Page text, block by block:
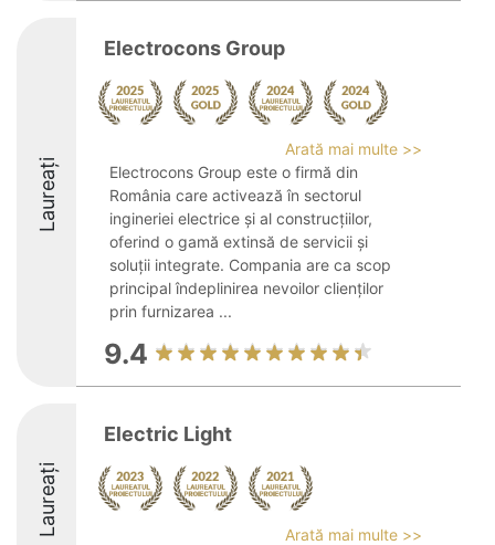
Laureați
Electrocons Group
Arată mai multe >>
Electrocons Group este o firmă din
România care activează în sectorul
ingineriei electrice și al construcțiilor,
oferind o gamă extinsă de servicii și
soluții integrate. Compania are ca scop
principal îndeplinirea nevoilor clienților
prin furnizarea ...
9.4
Laureați
Electric Light
Arată mai multe >>